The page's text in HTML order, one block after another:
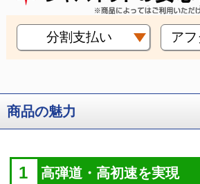
分割支払い ア
商品の魅力
1 高弾道・高初速を実現